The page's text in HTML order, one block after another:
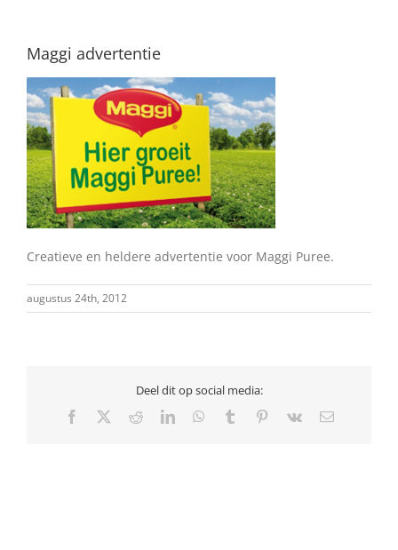
Maggi advertentie
Creatieve en heldere advertentie voor Maggi Puree.
augustus 24th, 2012
Deel dit op social media:
Facebook RedditLinkedInWhatsApp
Tumblr Pinterest
Vk
E-